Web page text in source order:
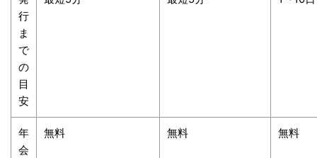
行
ま
で
の
目
安
年
会
無料 無料 無料